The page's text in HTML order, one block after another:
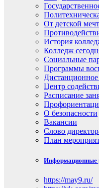
От детской
История
Колледж
Социальные
Программы
Дистанционное
Центр
Расписание
О безопасности
Вакансии
Слово
План
Информационные
https://may9.ru/